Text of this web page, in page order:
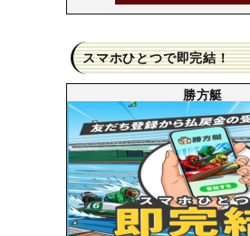
スマホひとつで即完結！
勝方艇